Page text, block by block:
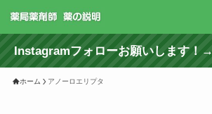
Instagramフォローお願いします！→
ホーム アノーロエリプタ